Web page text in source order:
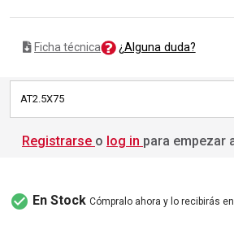
Ficha técnica ¿Alguna duda?
AT2.5X75
Registrarse o log in para empezar
check_circle En Stock Cómpralo ahora y lo recibirás